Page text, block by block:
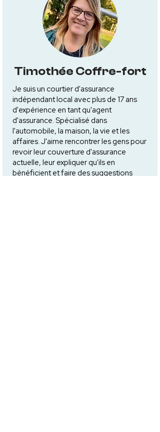
Timothée Coffre-fort
Je suis un courtier d'assurance
indépendant local avec plus de 17 ans
d'expérience en tant qu'agent
d'assurance. Spécialisé dans
l'automobile, la maison, la vie et les
affaires. J'aime rencontrer les gens pour
revoir leur couverture d'assurance
actuelle, leur expliquer qu'ils en
bénéficient et faire des suggestions